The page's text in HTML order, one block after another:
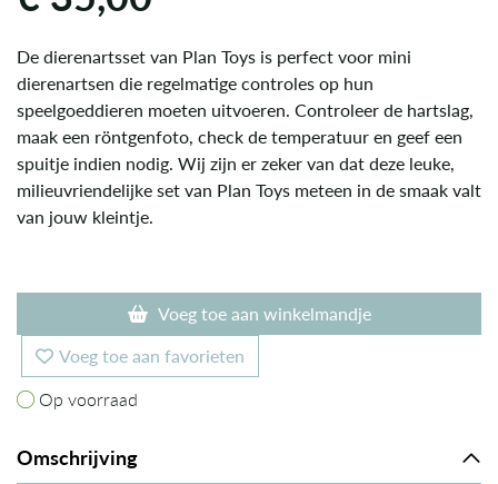
De dierenartsset van Plan Toys is perfect voor mini
dierenartsen die regelmatige controles op hun
speelgoeddieren moeten uitvoeren. Controleer de hartslag,
maak een röntgenfoto, check de temperatuur en geef een
spuitje indien nodig. Wij zijn er zeker van dat deze leuke,
milieuvriendelijke set van Plan Toys meteen in de smaak valt
van jouw kleintje.
Voeg toe aan winkelmandje
Voeg toe aan favorieten
Op voorraad
Op voorraad
Omschrijving